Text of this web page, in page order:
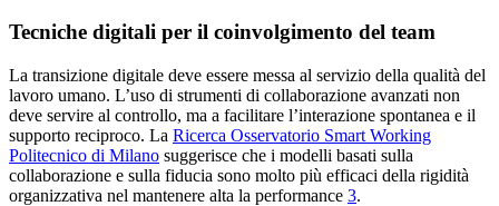
Tecniche digitali per il coinvolgimento del team
La transizione digitale deve essere messa al servizio della qualità del
lavoro umano. L’uso di strumenti di collaborazione avanzati non
deve servire al controllo, ma a facilitare l’interazione spontanea e il
supporto reciproco. La Ricerca Osservatorio Smart Working
Politecnico di Milano suggerisce che i modelli basati sulla
collaborazione e sulla fiducia sono molto più efficaci della rigidità
organizzativa nel mantenere alta la performance 3.